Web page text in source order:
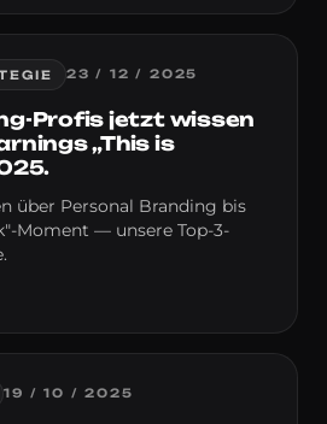
23 / 12 / 2025
Profis jetzt wissen
„This is
über Personal Branding bis
Moment — unsere Top-3-
19 / 10 / 2025